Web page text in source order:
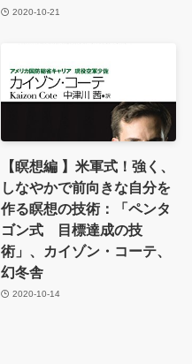
2020-10-21
【瞑想編 】米軍式！強く、
しなやかで前向きな自分を
作る瞑想の技術：「ペンタ
ゴン式 目標達成の技
術」、カイゾン・コーテ、
幻冬舎
2020-10-14